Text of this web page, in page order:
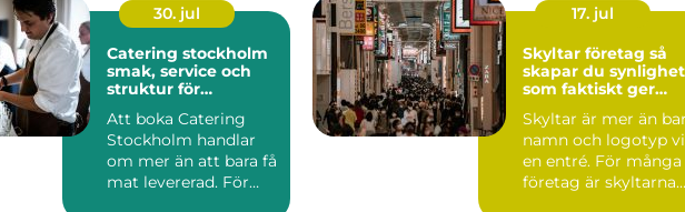
30. jul
Catering stockholm
smak, service och
struktur för
Att boka Catering
Stockholm handlar
om mer än att bara få
mat levererad. För
17. jul
Skyltar företag så
skapar du synlighet
som faktiskt ger
Skyltar är mer än
namn och logotyp
en entré. För många
företag är skyltarna